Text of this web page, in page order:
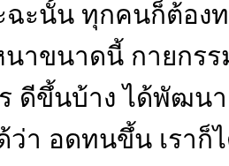
ฉะนั้น ทุกคนก็ต้อง
าขนาดนี้ กายกรร
ดีขึ้นบ้าง ได้พัฒนา
ว่า อดทนขึ้น เราก็